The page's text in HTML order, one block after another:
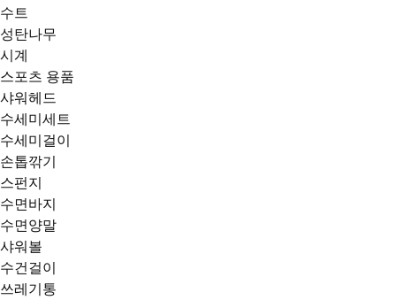
수트
성탄나무
시계
스포츠 용품
샤워헤드
수세미세트
수세미걸이
손톱깎기
스펀지
수면바지
수면양말
샤워볼
수건걸이
쓰레기통